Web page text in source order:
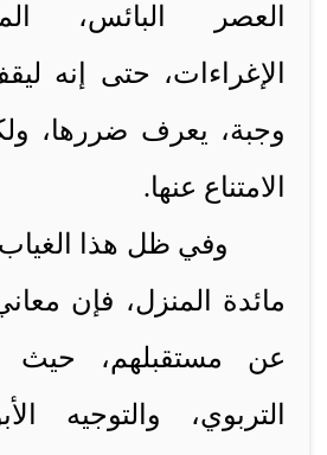
العصر البائس،
الإغراءات، حتى إنه
وجبة، يعرف ضررها،
الامتناع عنها.
وفي ظل هذا الغياب
مائدة المنزل، فإن
عن مستقبلهم، حيث
التربوي، والتوجيه